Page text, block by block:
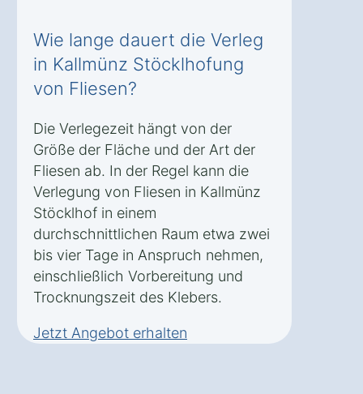
Wie lange dauert die Verleg
in Kallmünz Stöcklhofung
von Fliesen?
Die Verlegezeit hängt von der
Größe der Fläche und der Art der
Fliesen ab. In der Regel kann die
Verlegung von Fliesen in Kallmünz
Stöcklhof in einem
durchschnittlichen Raum etwa zwei
bis vier Tage in Anspruch nehmen,
einschließlich Vorbereitung und
Trocknungszeit des Klebers.
Jetzt Angebot erhalten